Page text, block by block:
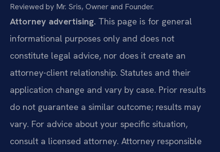
Reviewed by Mr. Sris, Owner and Founder.
Attorney advertising. This page is for general
informational purposes only and does not
constitute legal advice, nor does it create an
attorney-client relationship. Statutes and their
application change and vary by case. Prior results
do not guarantee a similar outcome; results may
vary. For advice about your specific situation,
consult a licensed attorney. Attorney responsible